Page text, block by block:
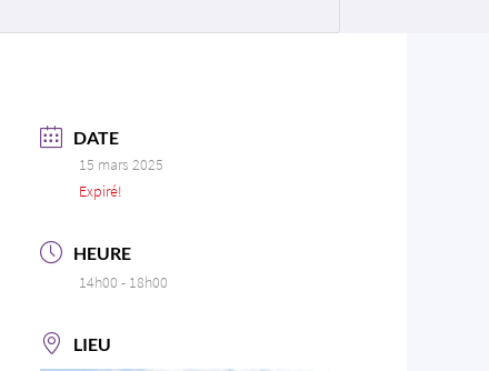
DATE
15 mars 2025
Expiré!
HEURE
14h00 - 18h00
LIEU